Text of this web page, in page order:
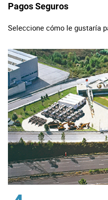
Pagos Seguros
Seleccione cómo le gustaría